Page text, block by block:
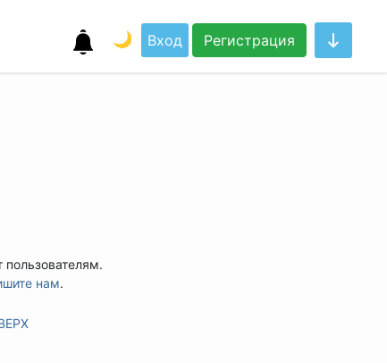
🌙 Вход Регистрация
нам.